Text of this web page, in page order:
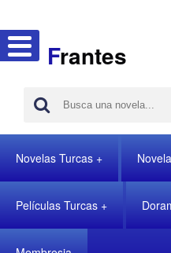
Frantes
Novelas Turcas
Películas Turcas